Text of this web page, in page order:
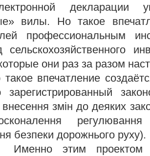
вилы. Но такое
профессиональным
сельскохозяйственного
они раз за разом
впечатление
зарегистрированный
змін до деяких
безпеки дорожнього руху).
этим проектом